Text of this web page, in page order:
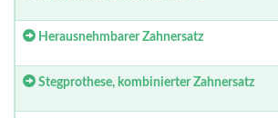
Herausnehmbarer Zahnersatz
Stegprothese, kombinierter Zahnersatz